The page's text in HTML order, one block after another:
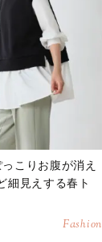
こりお腹が消え
細見えする春ト
Fashion